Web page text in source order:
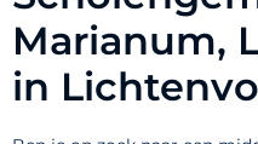
Marianum,
in